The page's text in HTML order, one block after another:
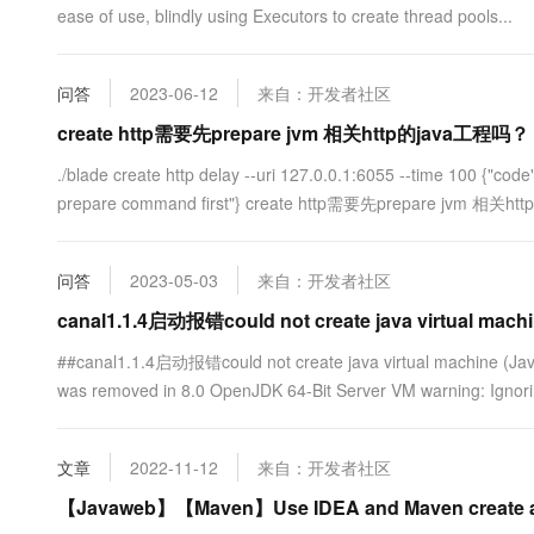
ease of use, blindly using Executors to create thread pools...
问答 2023-06-12 来自：开发者社区
create http需要先prepare jvm 相关http的java工程吗？
./blade create http delay --uri 127.0.0.1:6055 --time 100
prepare command first"} create http需要先prepare jvm 相关
问答 2023-05-03 来自：开发者社区
canal1.1.4启动报错could not create java virtual
##canal1.1.4启动报错could not create java virtual machine
was removed in 8.0 OpenJDK 64-Bit Server VM warning:
文章 2022-11-12 来自：开发者社区
【Javaweb】【Maven】Use IDEA and Maven